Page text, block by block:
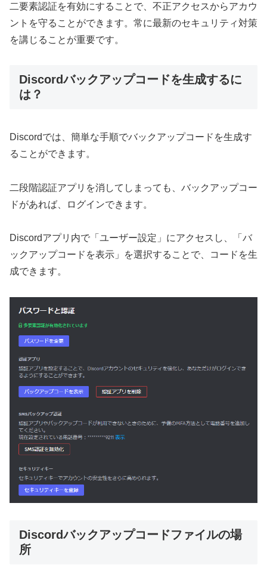
二要素認証を有効にすることで、不正アクセスからアカウ
ントを守ることができます。常に最新のセキュリティ対策
を講じることが重要です。
Discordバックアップコードを生成するに
は？
Discordでは、簡単な手順でバックアップコードを生成す
ることができます。
二段階認証アプリを消してしまっても、バックアップコー
ドがあれば、ログインできます。
Discordアプリ内で「ユーザー設定」にアクセスし、「バ
ックアップコードを表示」を選択することで、コードを生
成できます。
Discordバックアップコードファイルの場
所